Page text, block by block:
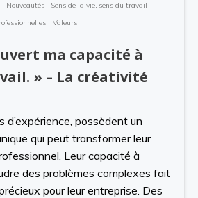
Nouveautés
Sens de la vie, sens du travail
Valeurs
ma capacité à
» – La créativité
d’expérience, possèdent un
qui peut transformer leur
Leur capacité à
des problèmes complexes fait
pour leur entreprise. Des